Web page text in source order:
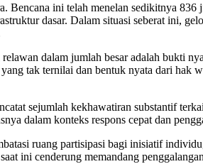
Bencana ini telah menelan sedikitnya
dasar. Dalam situasi seberat ini,
dalam jumlah besar adalah bukti
tak ternilai dan bentuk nyata dari hak
sejumlah kekhawatiran substantif
dalam konteks respons cepat dan
ruang partisipasi bagi inisiatif
ini cenderung memandang